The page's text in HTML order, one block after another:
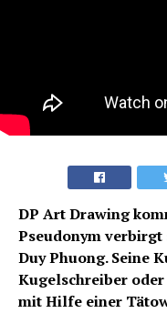
DP Art Drawing
Pseudonym
Duy Phuong. Seine
Kugelschreiber
mit Hilfe einer